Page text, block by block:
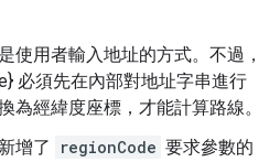
使用者輸入地址的方式。不過，
必須先在內部對地址字串進行
為經緯度座標，才能計算路線。
增了
regionCode 要求參數的